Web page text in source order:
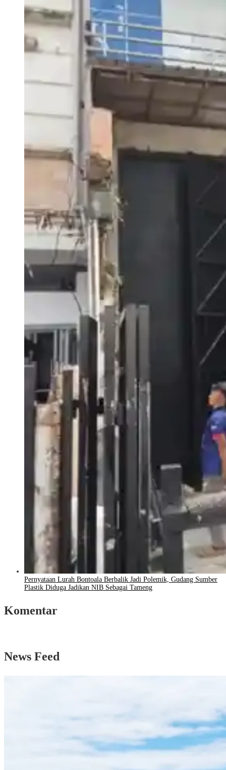
Pernyataan Lurah Bontoala Berbalik Jadi Polemik, Gudang Sumber
Plastik Diduga Jadikan NIB Sebagai Tameng
Komentar
News Feed